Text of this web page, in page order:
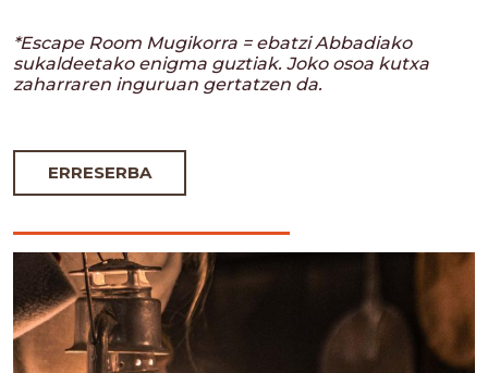
*Escape Room Mugikorra = ebatzi Abbadiako
sukaldeetako enigma guztiak. Joko osoa kutxa
zaharraren inguruan gertatzen da.
ERRESERBA